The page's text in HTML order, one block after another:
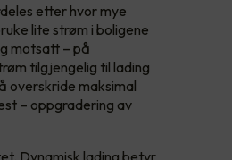
etter hvor mye
lite strøm i boligene
motsatt – på
tilgjengelig til lading
overskride maksimal
– oppgradering av
Dynamisk lading betyr